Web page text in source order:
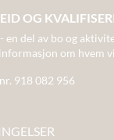
OG
en del av bo og
om hvem
918 082 956